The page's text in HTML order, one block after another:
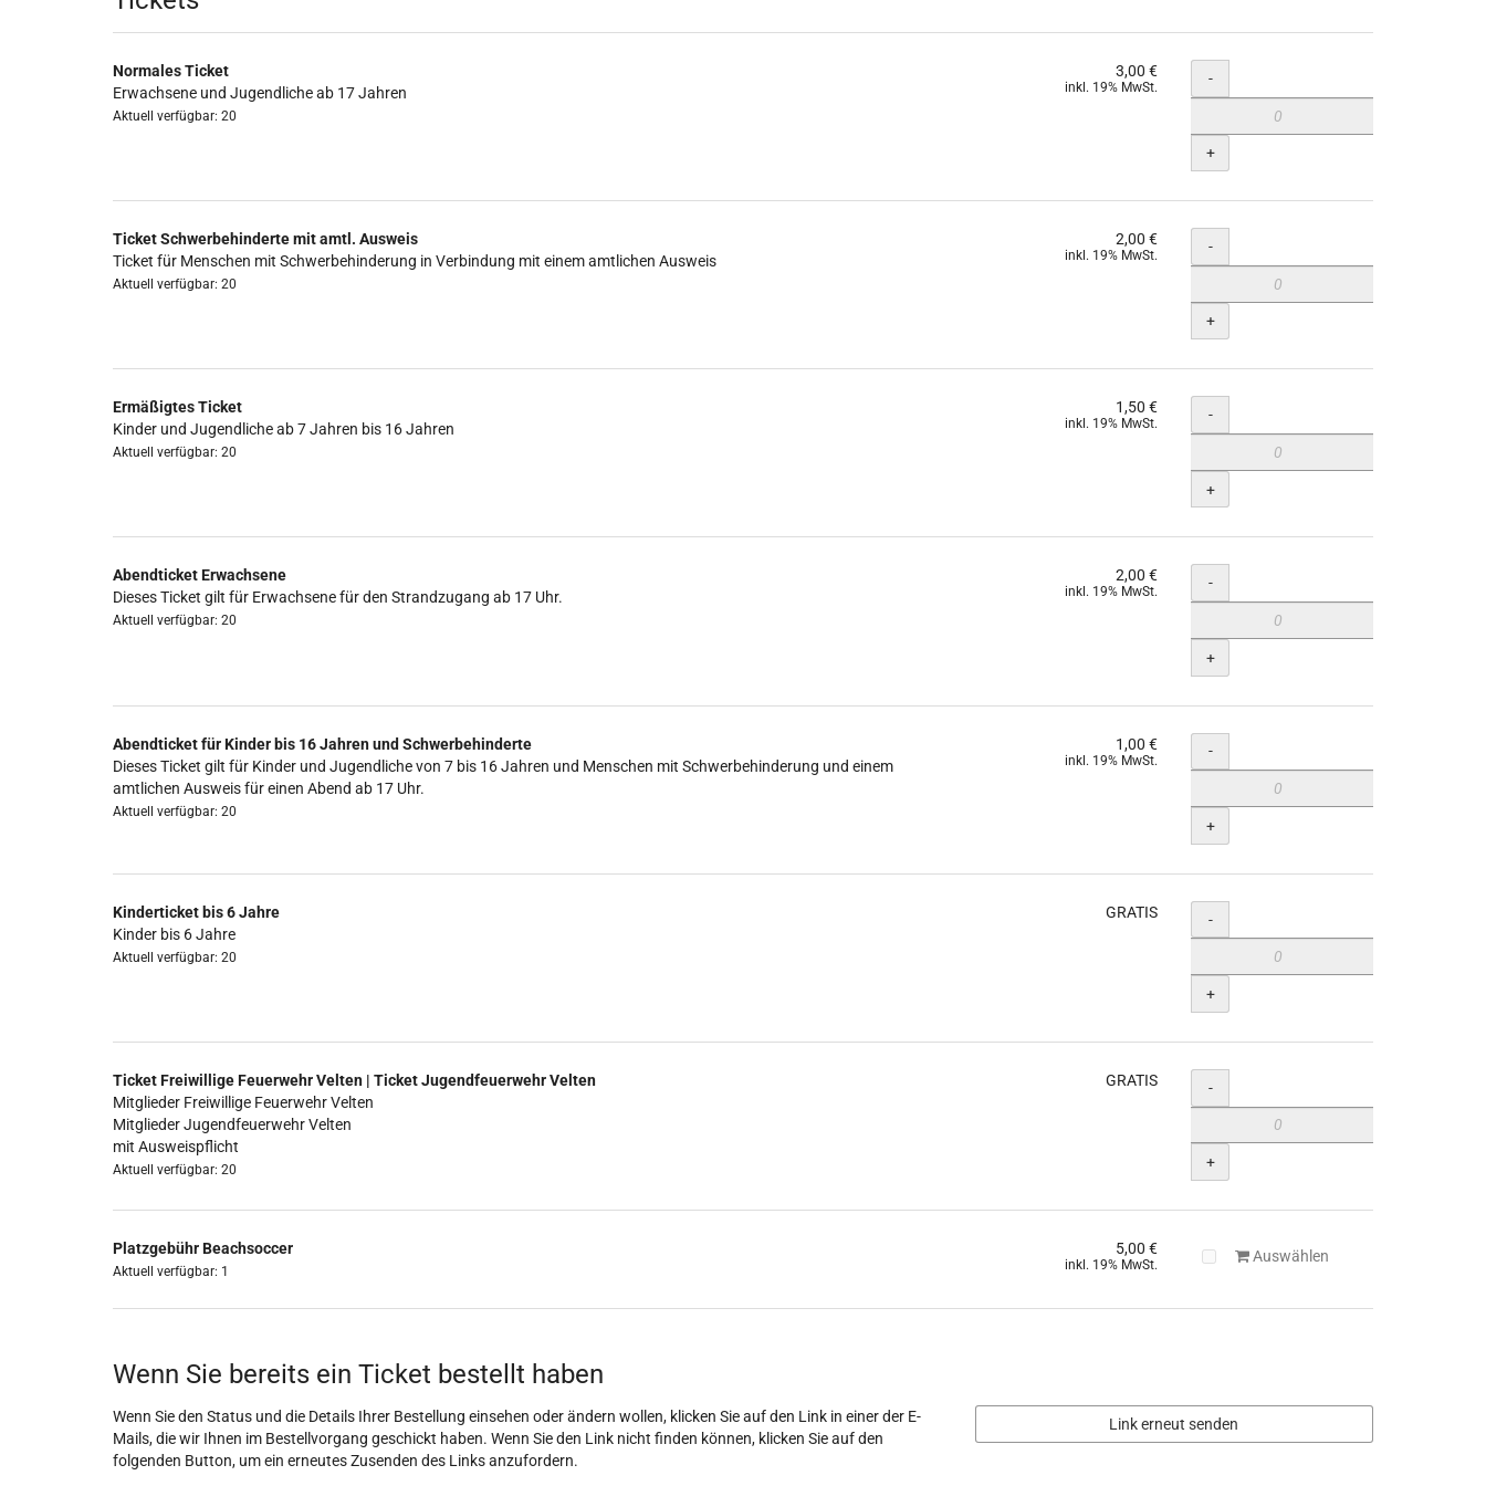
Normales Ticket
Erwachsene und Jugendliche ab 17 Jahren
Aktuell verfügbar: 20
3,00 €
inkl. 19% MwSt. Menge
-
+
Ticket Schwerbehinderte mit amtl. Ausweis
Ticket für Menschen mit Schwerbehinderung in Verbindung mit einem amtlichen Ausweis
Aktuell verfügbar: 20
2,00 €
inkl. 19% MwSt. Menge
-
+
Ermäßigtes Ticket
Kinder und Jugendliche ab 7 Jahren bis 16 Jahren
Aktuell verfügbar: 20
1,50 €
inkl. 19% MwSt. Menge
-
+
Abendticket Erwachsene
Dieses Ticket gilt für Erwachsene für den Strandzugang ab 17 Uhr.
Aktuell verfügbar: 20
2,00 €
inkl. 19% MwSt. Menge
-
+
Abendticket für Kinder bis 16 Jahren und Schwerbehinderte
Dieses Ticket gilt für Kinder und Jugendliche von 7 bis 16 Jahren und Menschen mit Schwerbehinderung und einem
amtlichen Ausweis für einen Abend ab 17 Uhr.
Aktuell verfügbar: 20
1,00 €
inkl. 19% MwSt. Menge
-
+
Kinderticket bis 6 Jahre
Kinder bis 6 Jahre
Aktuell verfügbar: 20
GRATIS Menge
-
+
Ticket Freiwillige Feuerwehr Velten | Ticket Jugendfeuerwehr Velten
Mitglieder Freiwillige Feuerwehr Velten
Mitglieder Jugendfeuerwehr Velten
mit Ausweispflicht
Aktuell verfügbar: 20
GRATIS Menge
-
+
Platzgebühr Beachsoccer
Aktuell verfügbar: 1
5,00 €
inkl. 19% MwSt.
Auswählen
Wenn Sie bereits ein Ticket bestellt haben
Wenn Sie den Status und die Details Ihrer Bestellung einsehen oder ändern wollen, klicken Sie auf den Link in einer der E-
Mails, die wir Ihnen im Bestellvorgang geschickt haben. Wenn Sie den Link nicht finden können, klicken Sie auf den
folgenden Button, um ein erneutes Zusenden des Links anzufordern.
Link erneut senden